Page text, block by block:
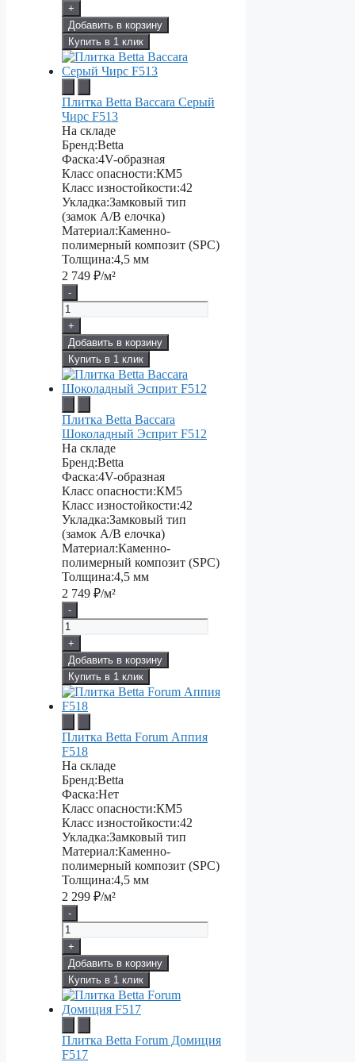
+
Добавить в корзину
Купить в 1 клик
Плитка Betta Baccara Серый
Чирс F513
На складе
Бренд:Betta
Фаска:4V-образная
Класс опасности:КМ5
Класс изностойкости:42
Укладка:Замковый тип
(замок A/B елочка)
Материал:Каменно-
полимерный композит (SPC)
Толщина:4,5 мм
2 749 ₽/м²
-
+
Добавить в корзину
Купить в 1 клик
Плитка Betta Baccara
Шоколадный Эсприт F512
На складе
Бренд:Betta
Фаска:4V-образная
Класс опасности:КМ5
Класс изностойкости:42
Укладка:Замковый тип
(замок A/B елочка)
Материал:Каменно-
полимерный композит (SPC)
Толщина:4,5 мм
2 749 ₽/м²
-
+
Добавить в корзину
Купить в 1 клик
Плитка Betta Forum Аппия
F518
На складе
Бренд:Betta
Фаска:Нет
Класс опасности:КМ5
Класс изностойкости:42
Укладка:Замковый тип
Материал:Каменно-
полимерный композит (SPC)
Толщина:4,5 мм
2 299 ₽/м²
-
+
Добавить в корзину
Купить в 1 клик
Плитка Betta Forum Домиция
F517